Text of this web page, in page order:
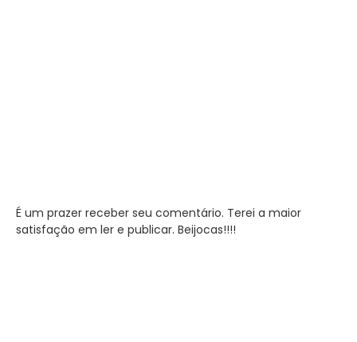
É um prazer receber seu comentário. Terei a maior
satisfação em ler e publicar. Beijocas!!!!